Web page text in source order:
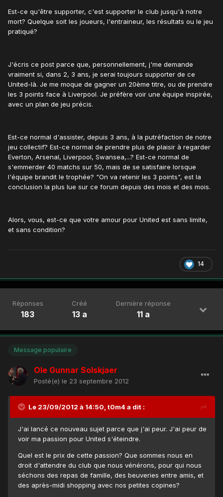
Est-ce qu'être supporter, c'est supporter le club jusqu'à notre
mort? Quelque soit les joueurs, l'entraineur, les résultats ou le jeu
pratiqué?
J'écris ce post parce que, personnellement, j'me demande
vraiment si, dans 2, 3 ans, je serai toujours supporter de ce
United-là. Je me moque de gagner un 20ème titre, ou de prendre
les 3 points face à Liverpool. Je préfère voir une équipe inspirée,
avec un plan de jeu précis.
Est-ce normal d'assister, depuis 3 ans, à la putréfaction de notre
jeu collectif? Est-ce normal de prendre plus de plaisir à regarder
Everton, Arsenal, Liverpool, Swansea,...? Est-ce normal de
s'emmerder 40 matchs sur 50, mais de se satisfaire lorsque
l'équipe brandit le trophée? "On va retenir les 3 points", est la
conclusion la plus lue sur ce forum depuis des mois et des mois.
Alors, vous, est-ce que votre amour pour United est sans limite,
et sans condition?
14
Réponses
183
Créé
13 a
Dernière réponse
11 a
Message populaire
Ole Gunnar Solskjaer
Posté(e) le 23 septembre 2012
Le 23/09/2012 à 14:50, t0m4 a dit :
J'ai lancé ce nouveau sujet parce que j'ai peur. J'ai peur de
voir ma passion pour United s'éteindre.
Quel est le prix de cette passion? Que sommes nous en
droit d'attendre du club que nous vénérons, pour qui nous
séchons des repas de famille, des beuveries entre amis, et
des après-midi shopping avec nos petites copines?